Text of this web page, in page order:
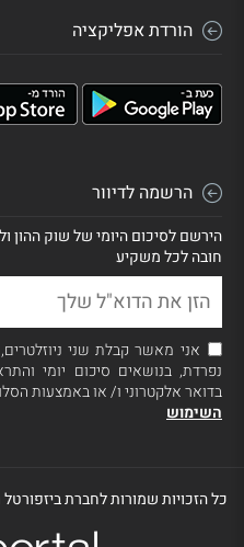
הורדת אפליקציה
הרשמה לדיוור
הירשם לסיכום היומי של שוק ההון
חובה לכל משקיע
אני מאשר קבלת שני
נפרדת, בנושאים סיכום יומי
בדואר אלקטרוני ו/ או באמצעות
השימוש
כל הזכויות שמורות לחברת